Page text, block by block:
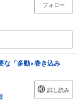
フォロー
な「多動×巻き込み
試し読み